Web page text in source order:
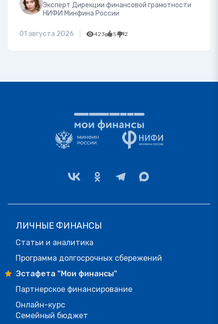
Эксперт Дирекции финансовой грамотности
НИФИ Минфина России
01 августа 2026 423 5 2
ЛИЧНЫЕ ФИНАНСЫ
Статьи и аналитика
Программа долгосрочных сбережений
Эстафета "Мои финансы"
Партнерское финансирование
Онлайн-курс
Семейный бюджет